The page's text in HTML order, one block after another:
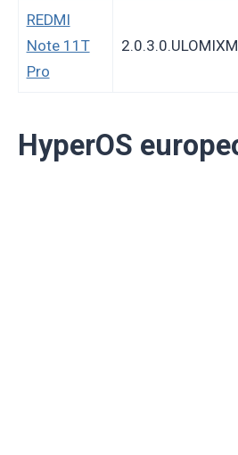
REDMI
Note 11T
Pro
2.0.3.0.ULOMIXM
HyperOS